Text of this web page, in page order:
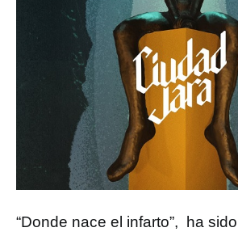
“Donde nace el infarto”, ha